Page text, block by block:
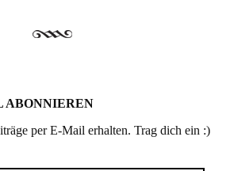
ABONNIEREN
per E-Mail erhalten. Trag dich ein :)